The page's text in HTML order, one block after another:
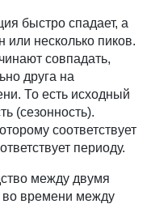
быстро спадает, а
или несколько пиков.
совпадать,
друга на
То есть исходный
(сезонность).
соответствует
периоду.
между двумя
во времени между